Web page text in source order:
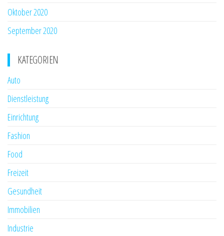
Oktober 2020
September 2020
KATEGORIEN
Auto
Dienstleistung
Einrichtung
Fashion
Food
Freizeit
Gesundheit
Immobilien
Industrie